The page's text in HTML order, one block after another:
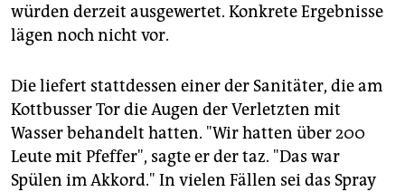
würden derzeit ausgewertet. Konkrete Ergebnisse
lägen noch nicht vor.
Die liefert stattdessen einer der Sanitäter, die am
Kottbusser Tor die Augen der Verletzten mit
Wasser behandelt hatten. "Wir hatten über 200
Leute mit Pfeffer", sagte er der taz. "Das war
Spülen im Akkord." In vielen Fällen sei das Spray